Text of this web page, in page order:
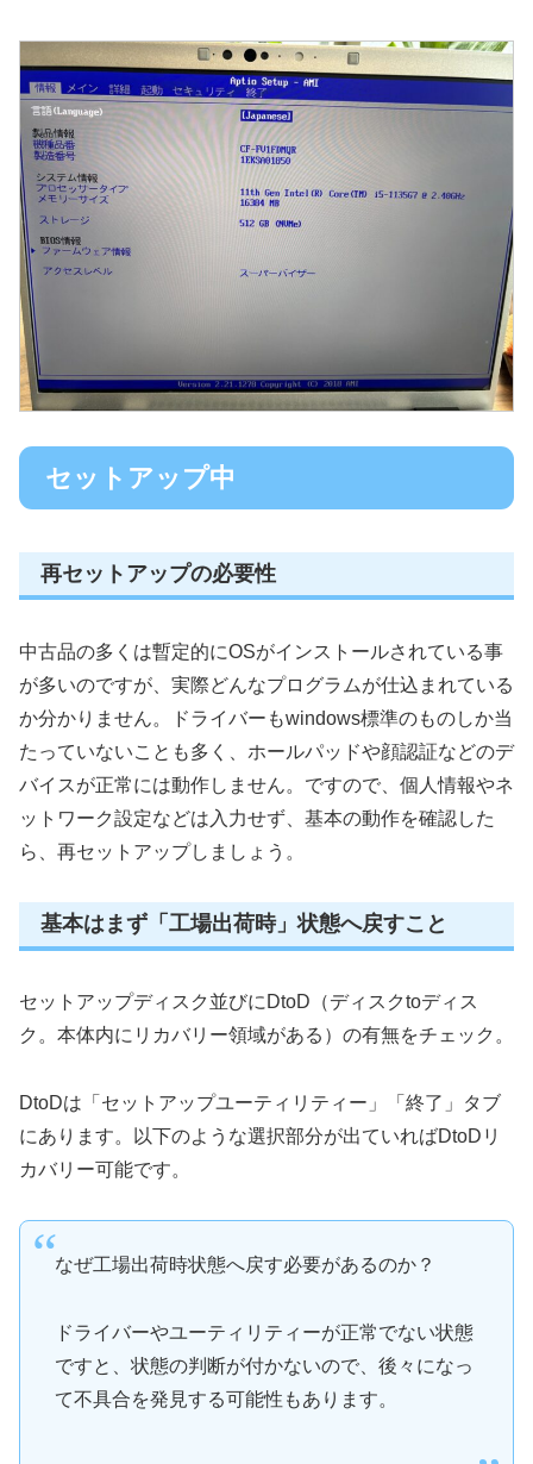
セットアップ中
再セットアップの必要性
中古品の多くは暫定的にOSがインストールされている事
が多いのですが、実際どんなプログラムが仕込まれている
か分かりません。ドライバーもwindows標準のものしか当
たっていないことも多く、ホールパッドや顔認証などのデ
バイスが正常には動作しません。ですので、個人情報やネ
ットワーク設定などは入力せず、基本の動作を確認した
ら、再セットアップしましょう。
基本はまず「工場出荷時」状態へ戻すこと
セットアップディスク並びにDtoD（ディスクtoディス
ク。本体内にリカバリー領域がある）の有無をチェック。
DtoDは「セットアップユーティリティー」「終了」タブ
にあります。以下のような選択部分が出ていればDtoDリ
カバリー可能です。
なぜ工場出荷時状態へ戻す必要があるのか？
ドライバーやユーティリティーが正常でない状態
ですと、状態の判断が付かないので、後々になっ
て不具合を発見する可能性もあります。